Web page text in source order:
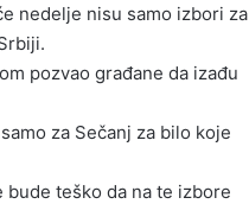
nedelje nisu samo izbori za
pozvao građane da izađu
za Sečanj za bilo koje
bude teško da na te izbore